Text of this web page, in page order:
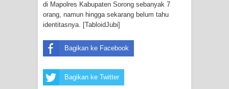
Anniversary in Makassar
Idorway Masih Hilang
di Mapolres Kabupaten Sorong sebanyak 7
orang, namun hingga sekarang belum tahu
identitasnya. [TabloidJubi]
Bagikan ke Facebook
Bagikan ke Twitter